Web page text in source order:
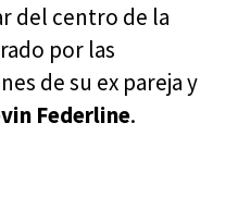
del centro de la
por las
de su ex pareja y
Federline.